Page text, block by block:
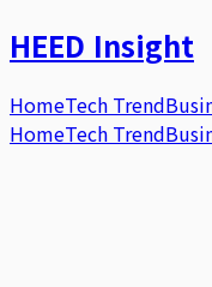
HEED Insight
HomeTech Trend
HomeTech Trend